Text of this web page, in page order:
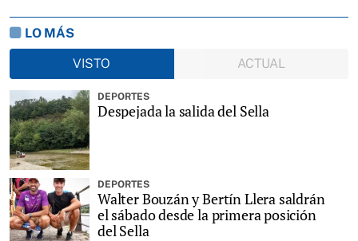
LO MÁS
VISTO
ACTUAL
DEPORTES
Despejada la salida del Sella
DEPORTES
Walter Bouzán y Bertín Llera saldrán
el sábado desde la primera posición
del Sella